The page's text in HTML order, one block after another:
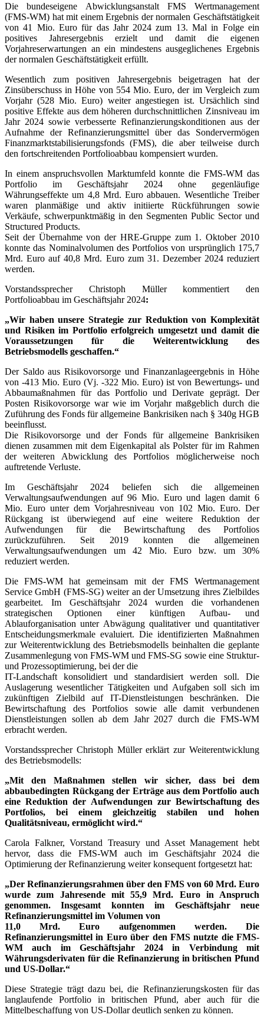
Die bundeseigene Abwicklungsanstalt FMS Wertmanagement
(FMS-WM) hat mit einem Ergebnis der normalen Geschäftstätigkeit
von 41 Mio. Euro für das Jahr 2024 zum 13. Mal in Folge ein
positives Jahresergebnis erzielt und damit die eigenen
Vorjahreserwartungen an ein mindestens ausgeglichenes Ergebnis
der normalen Geschäftstätigkeit erfüllt.
Wesentlich zum positiven Jahresergebnis beigetragen hat der
Zinsüberschuss in Höhe von 554 Mio. Euro, der im Vergleich zum
Vorjahr (528 Mio. Euro) weiter angestiegen ist. Ursächlich sind
positive Effekte aus dem höheren durchschnittlichen Zinsniveau im
Jahr 2024 sowie verbesserte Refinanzierungskonditionen aus der
Aufnahme der Refinanzierungsmittel über das Sondervermögen
Finanzmarktstabilisierungsfonds (FMS), die aber teilweise durch
den fortschreitenden Portfolioabbau kompensiert wurden.
In einem anspruchsvollen Marktumfeld konnte die FMS-WM das
Portfolio im Geschäftsjahr 2024 ohne gegenläufige
Währungseffekte um 4,8 Mrd. Euro abbauen. Wesentliche Treiber
waren planmäßige und aktiv initiierte Rückführungen sowie
Verkäufe, schwerpunktmäßig in den Segmenten Public Sector und
Structured Products.
Seit der Übernahme von der HRE-Gruppe zum 1. Oktober 2010
konnte das Nominalvolumen des Portfolios von ursprünglich 175,7
Mrd. Euro auf 40,8 Mrd. Euro zum 31. Dezember 2024 reduziert
werden.
Vorstandssprecher Christoph Müller kommentiert den
Portfolioabbau im Geschäftsjahr 2024:
„Wir haben unsere Strategie zur Reduktion von Komplexität
und Risiken im Portfolio erfolgreich umgesetzt und damit die
Voraussetzungen für die Weiterentwicklung des
Betriebsmodells geschaffen.“
Der Saldo aus Risikovorsorge und Finanzanlageergebnis in Höhe
von -413 Mio. Euro (Vj. -322 Mio. Euro) ist von Bewertungs- und
Abbaumaßnahmen für das Portfolio und Derivate geprägt. Der
Posten Risikovorsorge war wie im Vorjahr maßgeblich durch die
Zuführung des Fonds für allgemeine Bankrisiken nach § 340g HGB
beeinflusst.
Die Risikovorsorge und der Fonds für allgemeine Bankrisiken
dienen zusammen mit dem Eigenkapital als Polster für im Rahmen
der weiteren Abwicklung des Portfolios möglicherweise noch
auftretende Verluste.
Im Geschäftsjahr 2024 beliefen sich die allgemeinen
Verwaltungsaufwendungen auf 96 Mio. Euro und lagen damit 6
Mio. Euro unter dem Vorjahresniveau von 102 Mio. Euro. Der
Rückgang ist überwiegend auf eine weitere Reduktion der
Aufwendungen für die Bewirtschaftung des Portfolios
zurückzuführen. Seit 2019 konnten die allgemeinen
Verwaltungsaufwendungen um 42 Mio. Euro bzw. um 30%
reduziert werden.
Die FMS-WM hat gemeinsam mit der FMS Wertmanagement
Service GmbH (FMS-SG) weiter an der Umsetzung ihres Zielbildes
gearbeitet. Im Geschäftsjahr 2024 wurden die vorhandenen
strategischen Optionen einer künftigen Aufbau- und
Ablauforganisation unter Abwägung qualitativer und quantitativer
Entscheidungsmerkmale evaluiert. Die identifizierten Maßnahmen
zur Weiterentwicklung des Betriebsmodells beinhalten die geplante
Zusammenlegung von FMS-WM und FMS-SG sowie eine Struktur-
und Prozessoptimierung, bei der die
IT-Landschaft konsolidiert und standardisiert werden soll. Die
Auslagerung wesentlicher Tätigkeiten und Aufgaben soll sich im
zukünftigen Zielbild auf IT-Dienstleistungen beschränken. Die
Bewirtschaftung des Portfolios sowie alle damit verbundenen
Dienstleistungen sollen ab dem Jahr 2027 durch die FMS-WM
erbracht werden.
Vorstandssprecher Christoph Müller erklärt zur Weiterentwicklung
des Betriebsmodells:
„Mit den Maßnahmen stellen wir sicher, dass bei dem
abbaubedingten Rückgang der Erträge aus dem Portfolio auch
eine Reduktion der Aufwendungen zur Bewirtschaftung des
Portfolios, bei einem gleichzeitig stabilen und hohen
Qualitätsniveau, ermöglicht wird.“
Carola Falkner, Vorstand Treasury und Asset Management hebt
hervor, dass die FMS-WM auch im Geschäftsjahr 2024 die
Optimierung der Refinanzierung weiter konsequent fortgesetzt hat:
„Der Refinanzierungsrahmen über den FMS von 60 Mrd. Euro
wurde zum Jahresende mit 55,9 Mrd. Euro in Anspruch
genommen. Insgesamt konnten im Geschäftsjahr neue
Refinanzierungsmittel im Volumen von
11,0 Mrd. Euro aufgenommen werden. Die
Refinanzierungsmittel in Euro über den FMS nutzte die FMS-
WM auch im Geschäftsjahr 2024 in Verbindung mit
Währungsderivaten für die Refinanzierung in britischen Pfund
und US-Dollar.“
Diese Strategie trägt dazu bei, die Refinanzierungskosten für das
langlaufende Portfolio in britischen Pfund, aber auch für die
Mittelbeschaffung von US-Dollar deutlich senken zu können.